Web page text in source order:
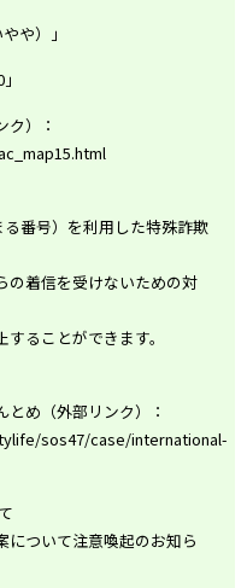
や）」
）：
番号）を利用した特殊詐欺
の着信を受けないための対
ることができます。
め（外部リンク）：
sos47/case/international-
について注意喚起のお知ら